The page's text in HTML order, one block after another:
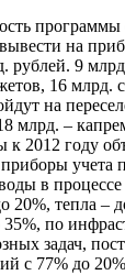
программы
на
рублей. 9
16 млрд.
на
млрд. –
к 2012 году
учета
в процессе
тепла –
по
задач,
с 77% до